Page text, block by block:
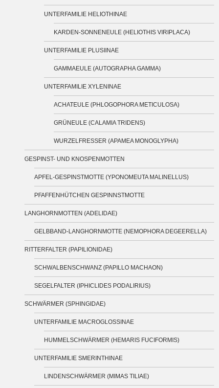
UNTERFAMILIE HELIOTHINAE
KARDEN-SONNENEULE (HELIOTHIS VIRIPLACA)
UNTERFAMILIE PLUSIINAE
GAMMAEULE (AUTOGRAPHA GAMMA)
UNTERFAMILIE XYLENINAE
ACHATEULE (PHLOGOPHORA METICULOSA)
GRÜNEULE (CALAMIA TRIDENS)
WURZELFRESSER (APAMEA MONOGLYPHA)
GESPINST- UND KNOSPENMOTTEN
APFEL-GESPINSTMOTTE (YPONOMEUTA MALINELLUS)
PFAFFENHÜTCHEN GESPINNSTMOTTE
LANGHORNMOTTEN (ADELIDAE)
GELBBAND-LANGHORNMOTTE (NEMOPHORA DEGEERELLA)
RITTERFALTER (PAPILIONIDAE)
SCHWALBENSCHWANZ (PAPILLO MACHAON)
SEGELFALTER (IPHICLIDES PODALIRIUS)
SCHWÄRMER (SPHINGIDAE)
UNTERFAMILIE MACROGLOSSINAE
HUMMELSCHWÄRMER (HEMARIS FUCIFORMIS)
UNTERFAMILIE SMERINTHINAE
LINDENSCHWÄRMER (MIMAS TILIAE)